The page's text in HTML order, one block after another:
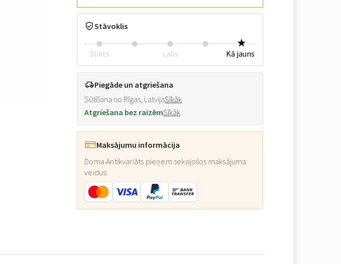
Stāvoklis
Slikts Labs Kā jauns
Piegāde un atgriešana
Sūtīšana no Rīgas, LatvijaSīkāk
Atgriešana bez raizēmSīkāk
Maksājumu informācija
Doma Antikvariāts pieņem sekojošos maksājuma
veidus: